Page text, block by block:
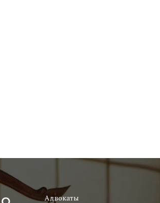
Адвокаты